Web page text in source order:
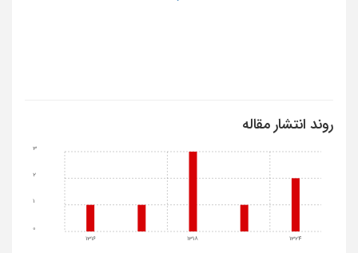
روند انتشار مقاله
1316 1318 1324
0
1
2
3